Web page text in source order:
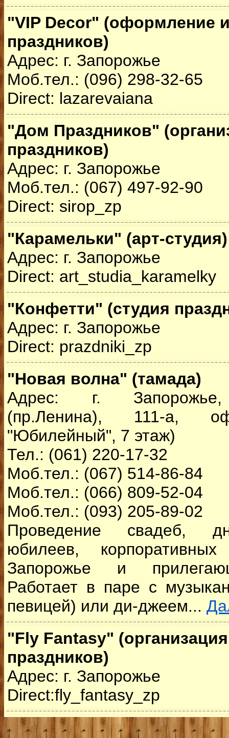
"VIP Decor" (оформление
праздников)
Адрес: г. Запорожье
Моб.тел.: (096) 298-32-65
Direct: lazarevaiana
"Дом Праздников"
праздников)
Адрес: г. Запорожье
Моб.тел.: (067) 497-92-90
Direct: sirop_zp
"Карамельки" (арт-студия)
Адрес: г. Запорожье
Direct: art_studia_karamelky
"Конфетти" (студия
Адрес: г. Запорожье
Direct: prazdniki_zp
"Новая волна" (тамада)
Адрес: г. Запорожье,
(пр.Ленина), 111-
"Юбилейный", 7 этаж)
Тел.: (061) 220-17-32
Моб.тел.: (067) 514-86-84
Моб.тел.: (066) 809-52-04
Моб.тел.: (093) 205-89-02
Проведение свадеб,
юбилеев,
Запорожье и
Работает в паре с
певицей) или ди-джеем...
"Fly Fantasy"
праздников)
Адрес: г. Запорожье
Direct:fly_fantasy_zp